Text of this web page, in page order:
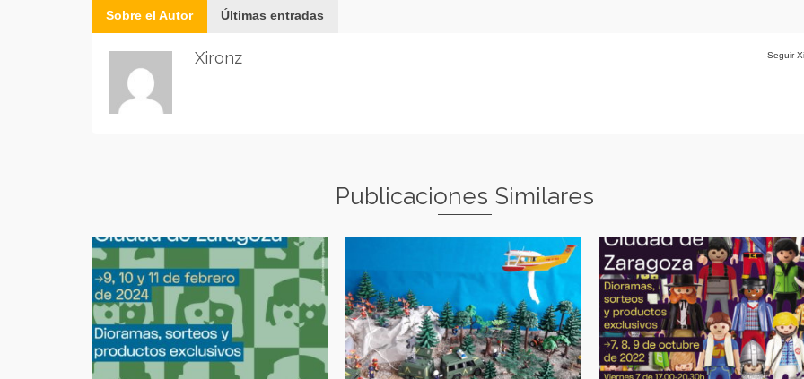
Sobre el Autor Últimas entradas
Seguir
Xironz
Publicaciones Similares